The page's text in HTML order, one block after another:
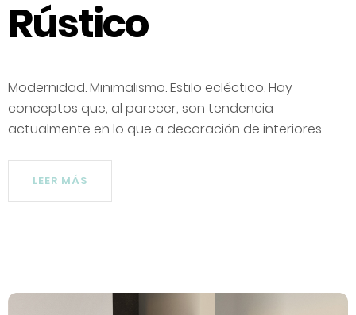
Rústico
Modernidad. Minimalismo. Estilo ecléctico. Hay
conceptos que, al parecer, son tendencia
actualmente en lo que a decoración de interiores......
LEER MÁS